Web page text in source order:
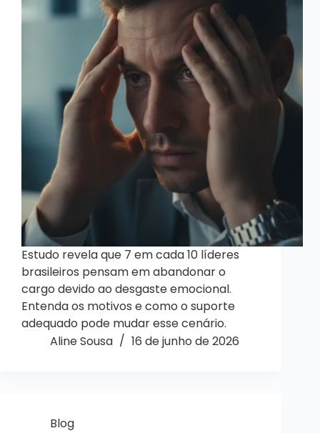
Estudo revela que 7 em cada 10 líderes
brasileiros pensam em abandonar o
cargo devido ao desgaste emocional.
Entenda os motivos e como o suporte
adequado pode mudar esse cenário.
Aline Sousa
16 de junho de 2026
Blog